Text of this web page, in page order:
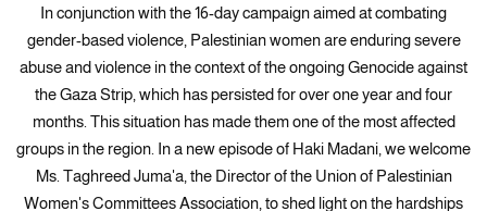
In conjunction with the 16-day campaign aimed at combating
gender-based violence, Palestinian women are enduring severe
abuse and violence in the context of the ongoing Genocide against
the Gaza Strip, which has persisted for over one year and four
months. This situation has made them one of the most affected
groups in the region. In a new episode of Haki Madani, we welcome
Ms. Taghreed Juma'a, the Director of the Union of Palestinian
Women's Committees Association, to shed light on the hardships